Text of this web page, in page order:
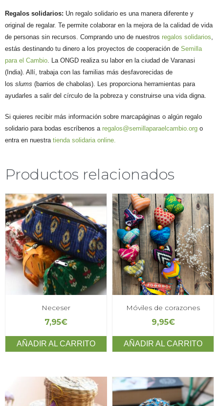
Regalos solidarios: Un regalo solidario es una manera diferente y
original de regalar. Te permite colaborar en la mejora de la calidad de vida
de personas sin recursos. Comprando uno de nuestros regalos solidarios
estás destinando tu dinero a los proyectos de cooperación de Semilla
para el Cambio . La ONGD realiza su labor en la ciudad de Varanasi
(India). Allí, trabaja con las familias más desfavorecidas de
los slums (barrios de chabolas). Les proporciona herramientas para
ayudarles a salir del círculo de la pobreza y construirse una vida digna.
Si quieres recibir más información sobre marcapáginas o algún regalo
solidario para bodas escríbenos a regalos@semillaparaelcambio.org o
entra en nuestra tienda solidaria online.
Productos relacionados
Neceser
7,95€
AÑADIR AL CARRITO
Móviles de corazones
9,95€
AÑADIR AL CARRITO